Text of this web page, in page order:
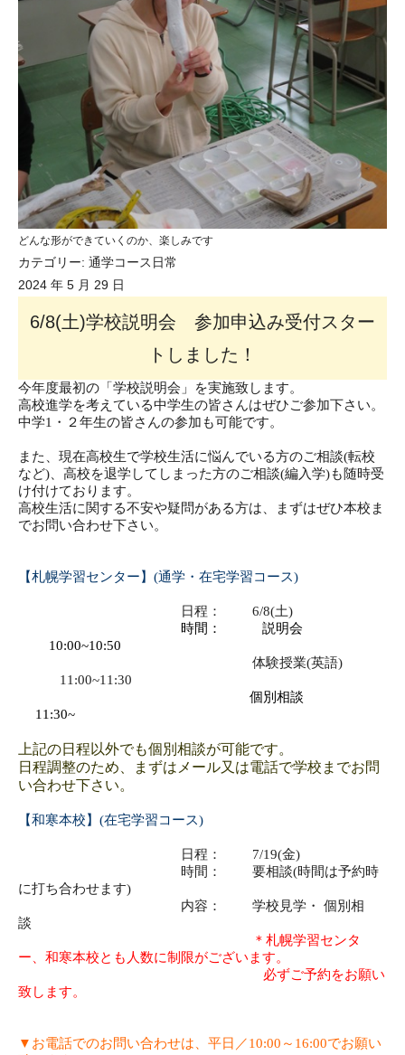
どんな形ができていくのか、楽しみです
カテゴリー: 通学コース日常
2024 年 5 月 29 日
6/8(土)学校説明会 参加申込み受付スター
トしました！
今年度最初の「学校説明会」を実施致します。
高校進学を考えている中学生の皆さんはぜひご参加下さい。
中学1・２年生の皆さんの参加も可能です。
また、現在高校生で学校生活に悩んでいる方のご相談(転校
など)、高校を退学してしまった方のご相談(編入学)も随時受
け付けております。
高校生活に関する不安や疑問がある方は、まずはぜひ本校ま
でお問い合わせ下さい。
【札幌学習センター】(通学・在宅学習コース)
日程： 6/8(土)
時間： 説明会
10:00~10:50
体験授業(英語)
11:00~11:30
個別相談
11:30~
上記の日程以外でも個別相談が可能です。
日程調整のため、まずはメール又は電話で学校までお問
い合わせ下さい。
【和寒本校】(在宅学習コース)
日程： 7/19(金)
時間： 要相談(時間は予約時
に打ち合わせます)
内容： 学校見学・
個別相
談
＊札幌学習センタ
ー、和寒本校とも人数に制限がございます。
必ずご予約をお願い
致します。
▼ お電話でのお問い合わせは、平日／10:00 ～ 16:00でお願い